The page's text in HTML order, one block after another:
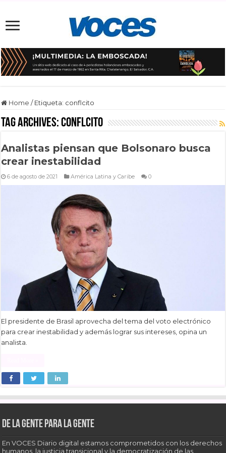
Home / Etiqueta: conflcito
Tag Archives:conflcito
Analistas piensan que Bolsonaro busca
crear inestabilidad
6 de agosto de 2021 América Latina y Caribe 0
El presidente de Brasil aprovecha del tema del voto electrónico
para crear inestabilidad y además lograr sus intereses, opina un
analista.
De la gente para la gente
En VOCES Diario digital estamos comprometidos con los derechos
humanos, la justicia transicional y la democratización de las